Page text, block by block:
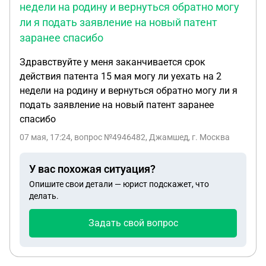
труб и перепланировки” даже особо не объясняя
что именно не так,просят документы на сколько я
понимаю подтверждающие разрешение на трубы
квартира из комнаты ,но у меня нет ничего
подобного,квартира приобретена в таком виде,
есть тех план ,выписка егрн,квартиры в ипотеке ;
фактические аварийные причины не
устанавливаются; при этом ранее они уже
устраняли аналогичные проблемы после жалоб.
фиксировать и устранять причину пятен и запаха,
включая проверку общедомовых систем?
2.Нарушает ли УК закон, не выдавая акты
выполненных работ и ссылаясь на технические
причины (“принтер”, “нет юриста”)? 3.Насколько
законны их постоянные утверждения о
недели на родину и вернуться обратно могу
ли я подать заявление на новый патент
заранее спасибо
Здравствуйте у меня заканчивается срок
действия патента 15 мая могу ли уехать на 2
недели на родину и вернуться обратно могу ли я
подать заявление на новый патент заранее
спасибо
07 мая, 17:24, вопрос №4946482, Джамшед, г. Москва
У вас похожая ситуация?
Опишите свои детали — юрист подскажет, что
делать.
Задать свой вопрос